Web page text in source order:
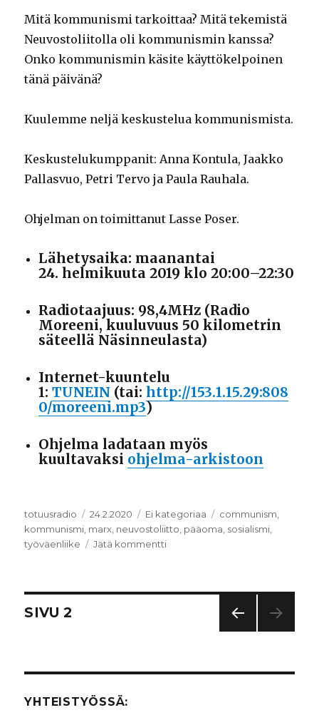
Mitä kommunismi tarkoittaa? Mitä tekemistä
Neuvostoliitolla oli kommunismin kanssa?
Onko kommunismin käsite käyttökelpoinen
tänä päivänä?
Kuulemme neljä keskustelua kommunismista.
Keskustelukumppanit: Anna Kontula, Jaakko
Pallasvuo, Petri Tervo ja Paula Rauhala.
Ohjelman on toimittanut Lasse Poser.
Lähetysaika: maanantai
24. helmikuuta 2019 klo 20:00–22:30
Radiotaajuus: 98,4MHz (Radio
Moreeni, kuuluvuus 50 kilometrin
säteellä Näsinneulasta)
Internet-kuuntelu
1:TUNEIN (tai:http://153.1.15.29:808
0/moreeni.mp3)
Ohjelma ladataan myös
kuultavaksi ohjelma-arkistoon
Kirjoittaja
totuusradio Julkaistu
24.2.2020 Kategoriat
Ei kategoriaa Avainsanat
communism,
kommunismi, marx, neuvostoliitto, pääoma, sosialismi,
työväenliike
Jätä kommentti
Artikkelien
SIVU
SIVU 2
YHTEISTYÖSSÄ: